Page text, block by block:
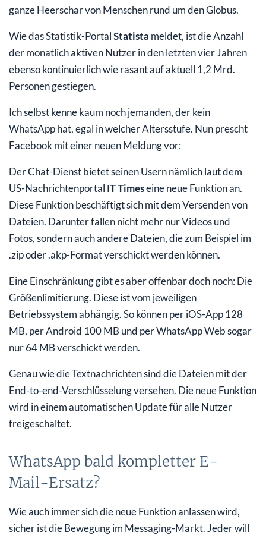
ganze Heerschar von Menschen rund um den Globus.
Wie das Statistik-PortalStatista meldet, ist die Anzahl
der monatlich aktiven Nutzer in den letzten vier Jahren
ebenso kontinuierlich wie rasant auf aktuell 1,2 Mrd.
Personen gestiegen.
Ich selbst kenne kaum noch jemanden, der kein
WhatsApp hat, egal in welcher Altersstufe. Nun prescht
Facebook mit einer neuen Meldung vor:
Der Chat-Dienst bietet seinen Usern nämlich laut dem
US-Nachrichtenportal IT Timeseine neue Funktion an.
Diese Funktion beschäftigt sich mit dem Versenden von
Dateien. Darunter fallen nicht mehr nur Videos und
Fotos, sondern auch andere Dateien, die zum Beispiel im
.zip oder .akp-Format verschickt werden können.
Eine Einschränkung gibt es aber offenbar doch noch: Die
Größenlimitierung. Diese ist vom jeweiligen
Betriebssystem abhängig. So können per iOS-App 128
MB, per Android 100 MB und per WhatsApp Web sogar
nur 64 MB verschickt werden.
Genau wie die Textnachrichten sind die Dateien mit der
End-to-end-Verschlüsselung versehen. Die neue Funktion
wird in einem automatischen Update für alle Nutzer
freigeschaltet.
WhatsApp bald kompletter E-
Mail-Ersatz?
Wie auch immer sich die neue Funktion anlassen wird,
sicher ist die Bewegung im Messaging-Markt. Jeder will